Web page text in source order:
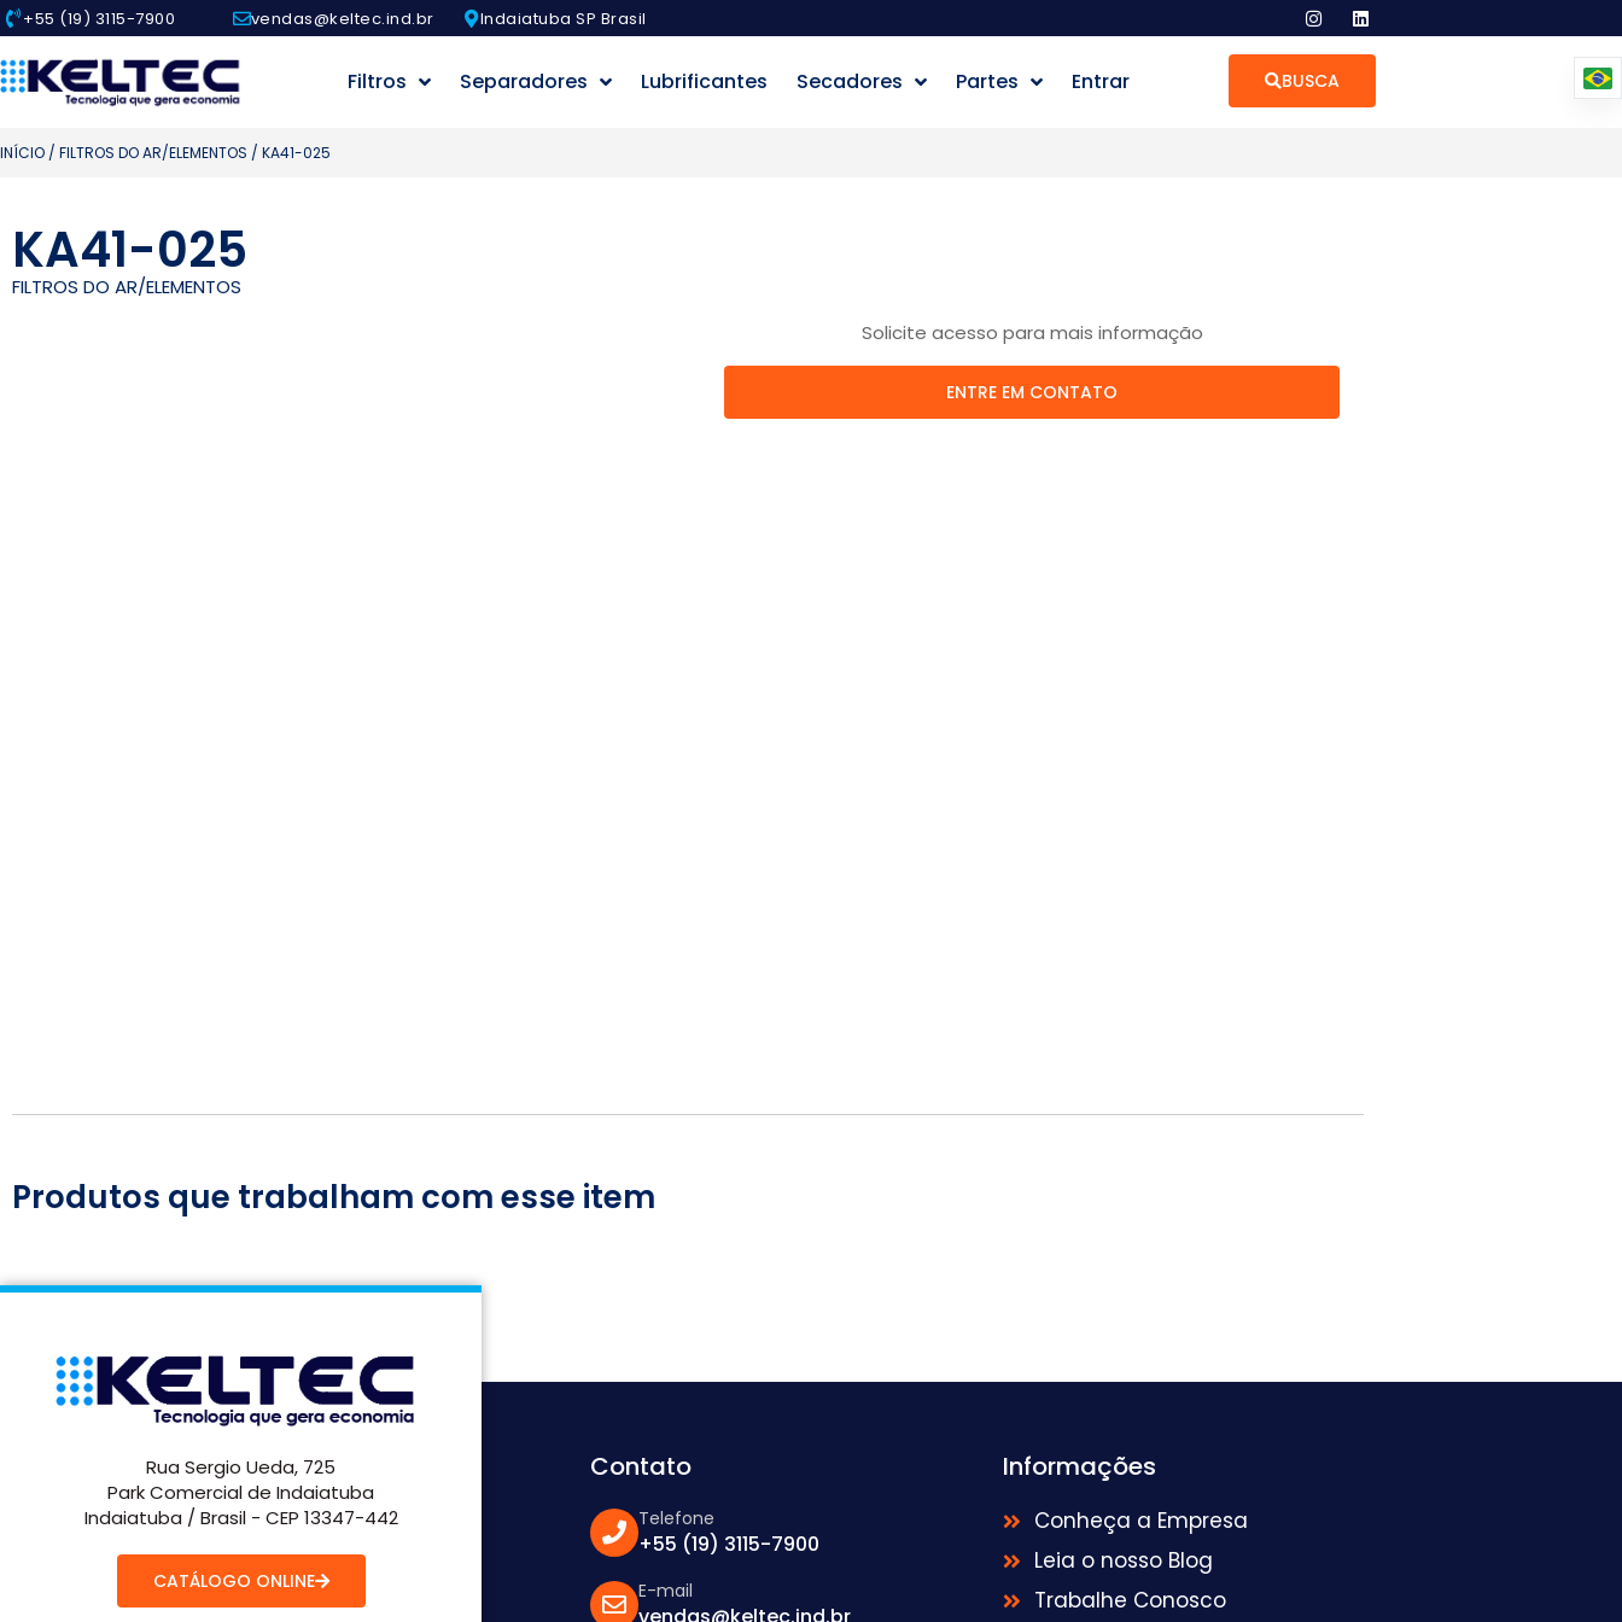
+55 (19) 3115-7900 vendas@keltec.ind.br Indaiatuba SP Brasil
Filtros Separadores Lubrificantes Secadores Partes Entrar BUSCA
INÍCIO / FILTROS DO AR/ELEMENTOS / KA41-025
KA41-025
FILTROS DO AR/ELEMENTOS
Solicite acesso para mais informação
ENTRE EM CONTATO
Produtos que trabalham com esse item
Rua Sergio Ueda, 725
Park Comercial de Indaiatuba
Indaiatuba / Brasil - CEP 13347-442
CATÁLOGO ONLINE
Contato
Telefone
+55 (19) 3115-7900
E-mail
Informações
Conheça a Empresa
Leia o nosso Blog
Trabalhe Conosco